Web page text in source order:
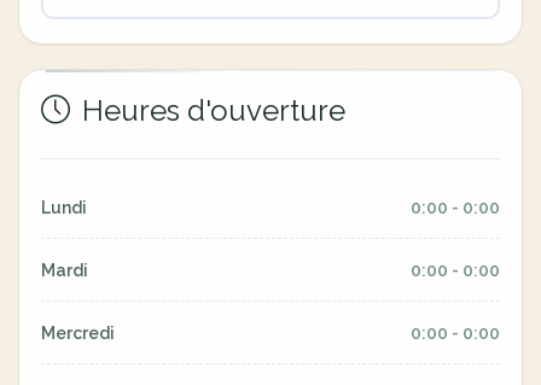
Heures d'ouverture
Lundi 0:00 - 0:00
Mardi 0:00 - 0:00
Mercredi 0:00 - 0:00